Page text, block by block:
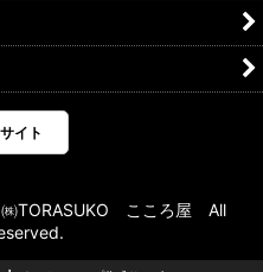
イト
TORASUKO こころ屋 All